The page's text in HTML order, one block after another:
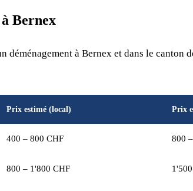
Bernex
déménagement à Bernex et dans le canton
Prix estimé (local) Prix
400 – 800 CHF 800
800 – 1'800 CHF